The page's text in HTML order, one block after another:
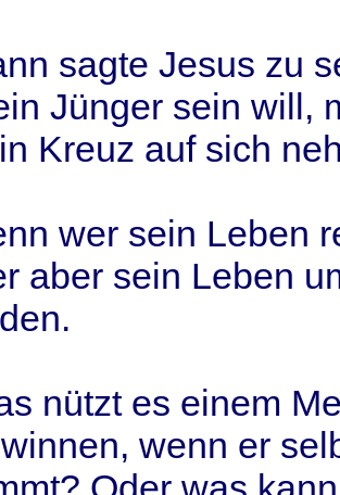
sagte Jesus zu
Jünger sein will,
Kreuz auf sich
wer sein Leben
aber sein Leben
.
nütztes einem
, wenn er